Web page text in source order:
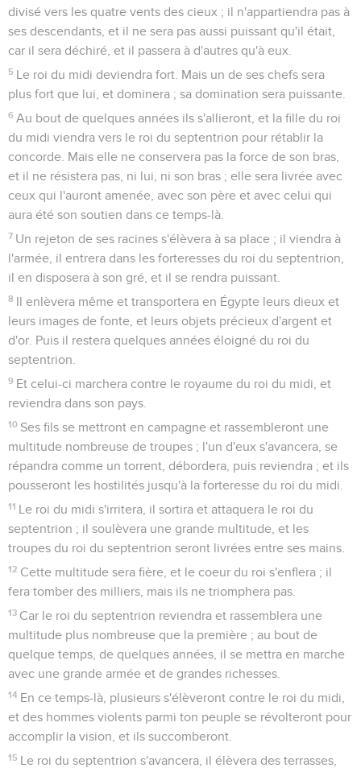
divisé vers les quatre vents des cieux ; il n'appartiendra pas à
ses descendants, et il ne sera pas aussi puissant qu'il était,
car il sera déchiré, et il passera à d'autres qu'à eux.
5 Le roi du midi deviendra fort. Mais un de ses chefs sera
plus fort que lui, et dominera ; sa domination sera puissante.
6 Au bout de quelques années ils s'allieront, et la fille du roi
du midi viendra vers le roi du septentrion pour rétablir la
concorde. Mais elle ne conservera pas la force de son bras,
et il ne résistera pas, ni lui, ni son bras ; elle sera livrée avec
ceux qui l'auront amenée, avec son père et avec celui qui
aura été son soutien dans ce temps-là.
7 Un rejeton de ses racines s'élèvera à sa place ; il viendra à
l'armée, il entrera dans les forteresses du roi du septentrion,
il en disposera à son gré, et il se rendra puissant.
8 Il enlèvera même et transportera en Égypte leurs dieux et
leurs images de fonte, et leurs objets précieux d'argent et
d'or. Puis il restera quelques années éloigné du roi du
septentrion.
9 Et celui-ci marchera contre le royaume du roi du midi, et
reviendra dans son pays.
10 Ses fils se mettront en campagne et rassembleront une
multitude nombreuse de troupes ; l'un d'eux s'avancera, se
répandra comme un torrent, débordera, puis reviendra ; et ils
pousseront les hostilités jusqu'à la forteresse du roi du midi.
11 Le roi du midi s'irritera, il sortira et attaquera le roi du
septentrion ; il soulèvera une grande multitude, et les
troupes du roi du septentrion seront livrées entre ses mains.
12 Cette multitude sera fière, et le coeur du roi s'enflera ; il
fera tomber des milliers, mais ils ne triomphera pas.
13 Car le roi du septentrion reviendra et rassemblera une
multitude plus nombreuse que la première ; au bout de
quelque temps, de quelques années, il se mettra en marche
avec une grande armée et de grandes richesses.
14 En ce temps-là, plusieurs s'élèveront contre le roi du midi,
et des hommes violents parmi ton peuple se révolteront pour
accomplir la vision, et ils succomberont.
15 Le roi du septentrion s'avancera, il élèvera des terrasses,